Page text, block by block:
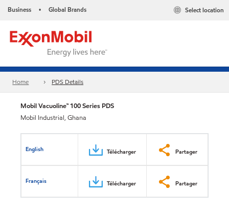
Business • Global Brands Select location
Home PDS Details
Mobil Vacuoline™ 100 Series PDS
Mobil Industrial, Ghana
English Télécharger Partager
Français Télécharger Partager